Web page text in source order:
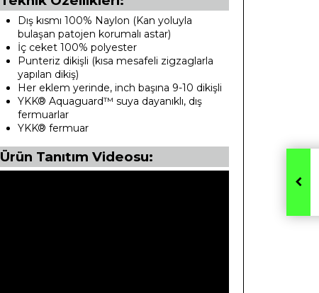
Dış kısmı 100% Naylon (Kan yoluyla
bulaşan patojen korumalı astar)
İç ceket 100% polyester
Punteriz dikişli (kısa mesafeli zigzaglarla
yapılan dikiş)
Her eklem yerinde, inch başına 9-10 dikişli
YKK® Aquaguard™ suya dayanıklı, dış
fermuarlar
YKK® fermuar
Ürün Tanıtım Videosu: